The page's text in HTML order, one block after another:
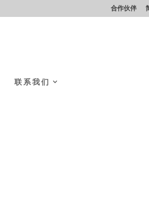
合作伙伴
联系我们